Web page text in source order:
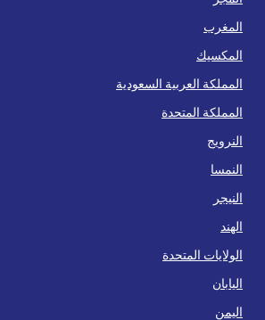
المغرب
المكسيك
المملكة العربية السعودية
المملكة المتحدة
النرويج
النمسا
النيجر
الهند
الولايات المتحدة
اليابان
اليمن